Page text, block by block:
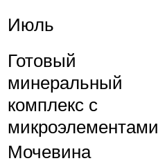
Июль
Готовый
минеральный
комплекс с
микроэлементами
Мочевина